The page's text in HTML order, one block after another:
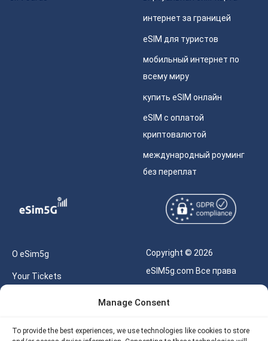
Manage Consent
To provide the best experiences, we use technologies like cookies to store
интернет за границей
eSIM для туристов
мобильный интернет по
всему миру
купить eSIM онлайн
eSIM с оплатой
криптовалютой
международный роуминг
без переплат
О eSim5g
Your Tickets
Калькулятор для eSIM
Copyright © 2026
eSIM5g.com Все права
Политика